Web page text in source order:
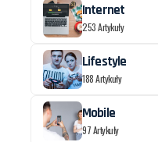
Internet
253 Artykuły
Lifestyle
188 Artykuły
Mobile
97 Artykuły